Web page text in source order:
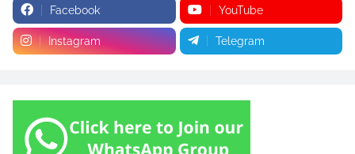
Facebook YouTube
Instagram Telegram